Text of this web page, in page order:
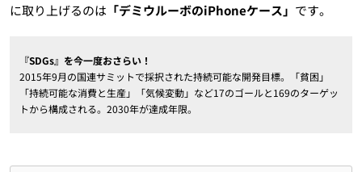
に取り上げるのは 「デミウルーボのiPhoneケース」 です。
『SDGs』を今一度おさらい！
2015年9月の国連サミットで採択された持続可能な開発目標。「貧困」
「持続可能な消費と生産」「気候変動」など17のゴールと169のターゲッ
トから構成される。2030年が達成年限。